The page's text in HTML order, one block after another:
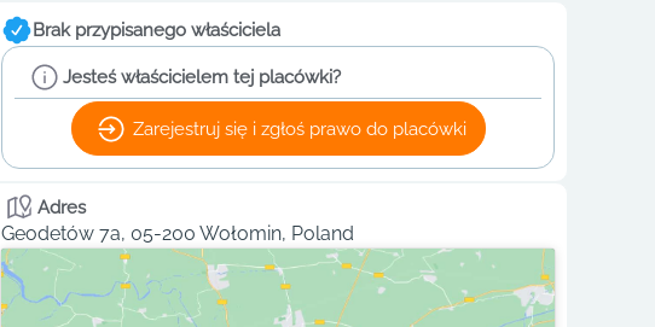
Brak przypisanego właściciela
Jesteś właścicielem tej placówki?
Zarejestruj się i zgłoś prawo do placówki
Adres
Geodetów 7a, 05-200 Wołomin, Poland